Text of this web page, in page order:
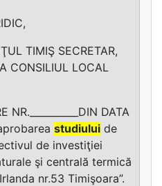
TIMIŞ SECRETAR,
CONSILIUL LOCAL
NR.__________DIN DATA
studiului de
de investiţiei
şi centrală termică
nr.53 Timişoara”.